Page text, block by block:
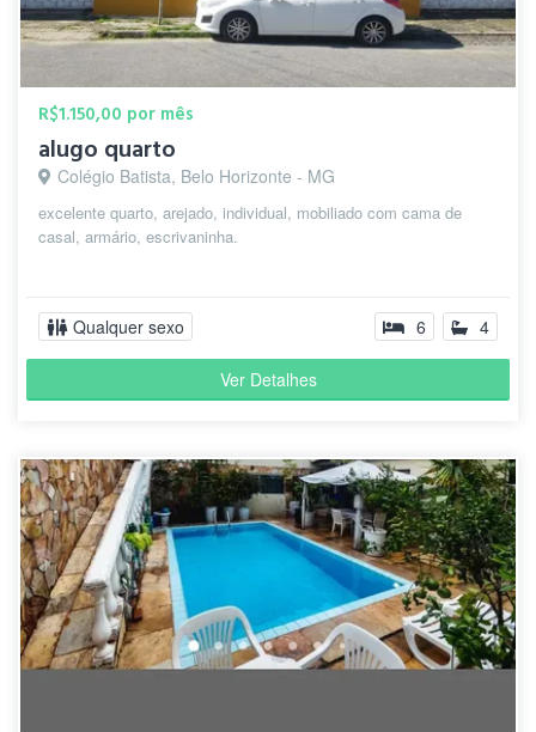
R$1.150,00 por mês
alugo quarto
Colégio Batista, Belo Horizonte - MG
excelente quarto, arejado, individual, mobiliado com cama de
casal, armário, escrivaninha.
Qualquer sexo 6 4
Ver Detalhes